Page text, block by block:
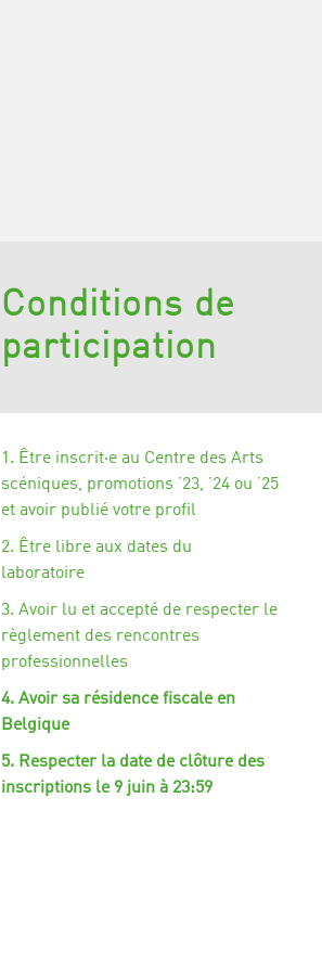
Conditions de
participation
1. Être inscrit·e au Centre des Arts
scéniques, promotions ’23, ’24 ou ’25
et avoir publié votre profil
2. Être libre aux dates du
laboratoire
3. Avoir lu et accepté de respecter le
règlement des rencontres
professionnelles
4. Avoir sa résidence fiscale en
Belgique
5. Respecter la date de clôture des
inscriptions le 9 juin à 23:59